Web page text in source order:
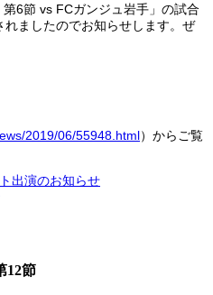
第6節 vs FCガンジュ岩手」の試合
ましたのでお知らせします。ぜ
2019/06/55948.html）からご覧
出演のお知らせ
12節